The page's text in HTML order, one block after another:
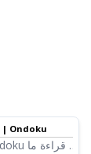
خطة الأسعار برنامج قراءة النصوص اليابانية | Ondoku